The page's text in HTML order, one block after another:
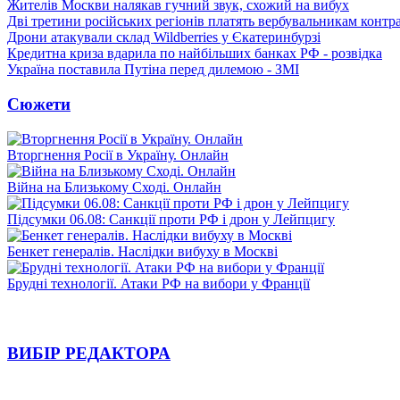
Жителів Москви налякав гучний звук, схожий на вибух
Дві третини російських регіонів платять вербувальникам
Дрони атакували склад Wildberries у Єкатеринбурзі
Кредитна криза вдарила по найбільших банках РФ - розвідка
Україна поставила Путіна перед дилемою - ЗМІ
Сюжети
Вторгнення Росії в Україну. Онлайн
Війна на Близькому Сході. Онлайн
Підсумки 06.08: Санкції проти РФ і дрон у Лейпцигу
Бенкет генералів. Наслідки вибуху в Москві
Брудні технології. Атаки РФ на вибори у Франції
ВИБІР РЕДАКТОРА